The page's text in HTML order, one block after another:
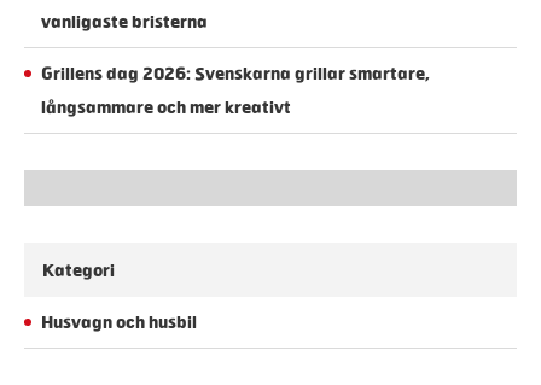
vanligaste bristerna
Grillens dag 2026: Svenskarna grillar smartare,
långsammare och mer kreativt
Kategori
Husvagn och husbil